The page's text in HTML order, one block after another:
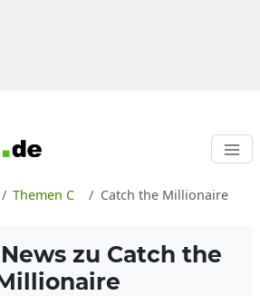
Themen C Catch the Millionaire
zu Catch the